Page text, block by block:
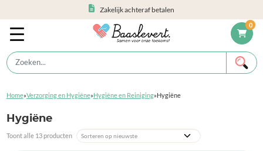
0
Zakelijk achteraf betalen
Home»Verzorging en Hygiëne»Hygiëne en Reiniging»Hygiëne
Hygiëne
Toont alle 13 producten